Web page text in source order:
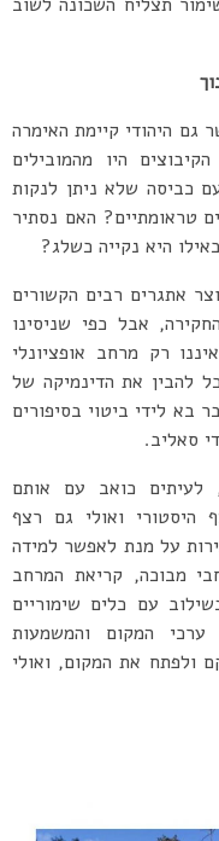
תצליח השכונה לשוב
גם היהודי קיימת האימרה
היו מהמובילים
כביסה שלא ניתן לנקות
טראומתיים? האם נסתיר
היא נקייה כשלג?
אתגרים רבים הקשורים
אבל כפי שניסינו
רק מרחב אופציונלי
להבין את הדינמיקה של
בא לידי ביטוי בסיפורים
סאליב.
לעיתים כואב עם אותם
היסטורי ואולי גם רצף
על מנת לאפשר למידה
מבוכה, קריאת המרחב
עם כלים שימוריים
המקום והמשמעות
ולפתח את המקום, ואולי